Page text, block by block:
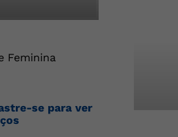
Feminina
se para ver